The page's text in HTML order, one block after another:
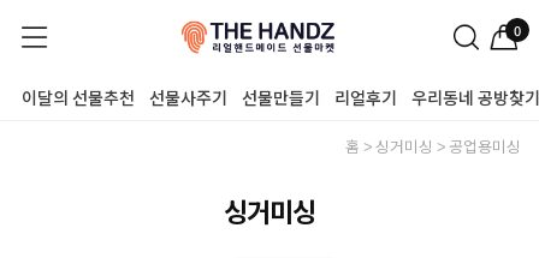
0
이달의 선물추천 선물사주기 선물만들기 리얼후기 우리동네 공방찾기
홈 싱거미싱 공업용미싱
싱거미싱